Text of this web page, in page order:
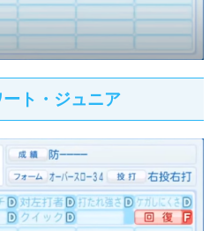
ト・ジュニア